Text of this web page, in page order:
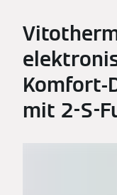
Komfort-
mit 2-S-